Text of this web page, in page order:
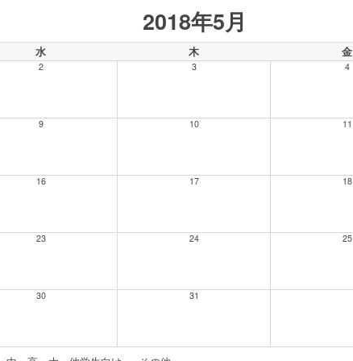
2018年5月
水 木 金
2 3 4
9 10 11
16 17 18
23 24 25
30 31